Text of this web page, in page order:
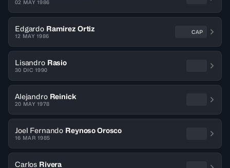
02 MAY 1986
Edgardo Ramirez Ortiz
12 MAY 1986
CAP
Lisandro Rasio
30 DIC 1990
Alejandro Reinick
20 MAY 1978
Joel Fernando Reynoso Orosco
16 MAR 1985
Carlos Rivera